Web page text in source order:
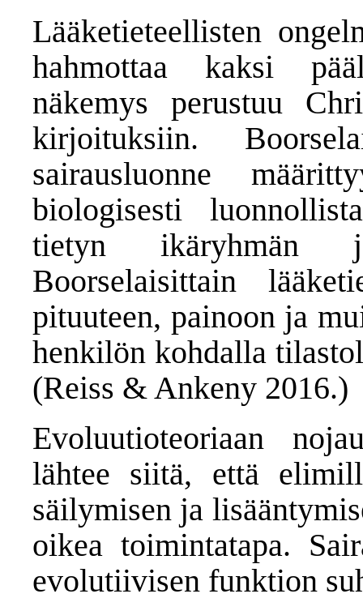
Lääketieteellisten
hahmottaa kaksi
näkemys perustuu
kirjoituksiin.
sairausluonne
biologisesti
tietyn ikäryhmän
Boorselaisittain
pituuteen, painoon ja
henkilön kohdalla
(Reiss & Ankeny 2016.)
Evoluutioteoriaan
lähtee siitä, että
säilymisen ja
oikea toimintatapa.
evolutiivisen funktion